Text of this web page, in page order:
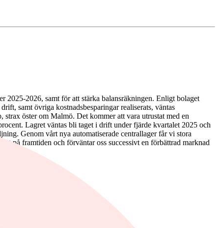
2025-2026, samt för att stärka balansräkningen. Enligt bolaget
samt övriga kostnadsbesparingar realiserats, väntas
öster om Malmö. Det kommer att vara utrustat med en
Lagret väntas bli taget i drift under fjärde kvartalet 2025 och
Genom vårt nya automatiserade centrallager får vi stora
på framtiden och förväntar oss successivt en förbättrad marknad